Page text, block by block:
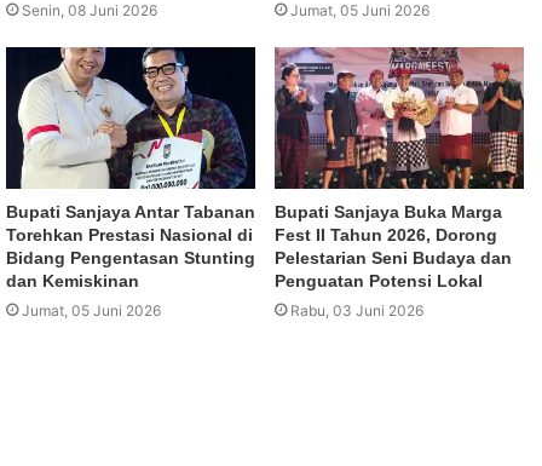
Senin, 08 Juni 2026 Jumat, 05 Juni 2026
Bupati Sanjaya Antar Tabanan
Torehkan Prestasi Nasional di
Bidang Pengentasan Stunting
dan Kemiskinan
Jumat, 05 Juni 2026
Bupati Sanjaya Buka Marga
Fest II Tahun 2026, Dorong
Pelestarian Seni Budaya dan
Penguatan Potensi Lokal
Rabu, 03 Juni 2026